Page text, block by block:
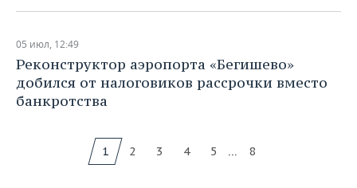
05 июл, 12:49
Реконструктор аэропорта «Бегишево»
добился от налоговиков рассрочки вместо
банкротства
1 2 3 4 5 ... 8